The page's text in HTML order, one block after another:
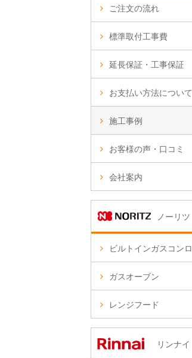
ご注文の流れ
標準取付工事費
延長保証・工事保証
お支払い方法について
施工事例
お客様の声・口コミ
会社案内
ノーリツ
ビルトインガスコンロ
ガスオーブン
レンジフード
リンナイ